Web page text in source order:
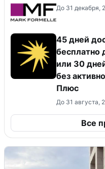
До 31 декабря,
45 дней
бесплатно
или 30
без
Плюс
До 31 августа,
Все